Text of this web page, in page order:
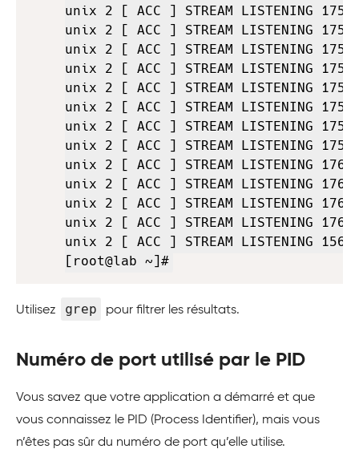
unix 2 [ ACC ] STREAM LISTENING
unix 2 [ ACC ] STREAM LISTENING
unix 2 [ ACC ] STREAM LISTENING
unix 2 [ ACC ] STREAM LISTENING
unix 2 [ ACC ] STREAM LISTENING
unix 2 [ ACC ] STREAM LISTENING
unix 2 [ ACC ] STREAM LISTENING
unix 2 [ ACC ] STREAM LISTENING
unix 2 [ ACC ] STREAM LISTENING
unix 2 [ ACC ] STREAM LISTENING
unix 2 [ ACC ] STREAM LISTENING
unix 2 [ ACC ] STREAM LISTENING
unix 2 [ ACC ] STREAM LISTENING
[root@lab ~]#
Utilisez grep pour filtrer les résultats.
Numéro de port utilisé par le PID
Vous savez que votre application a démarré et que
vous connaissez le PID (Process Identifier), mais vous
n’êtes pas sûr du numéro de port qu’elle utilise.